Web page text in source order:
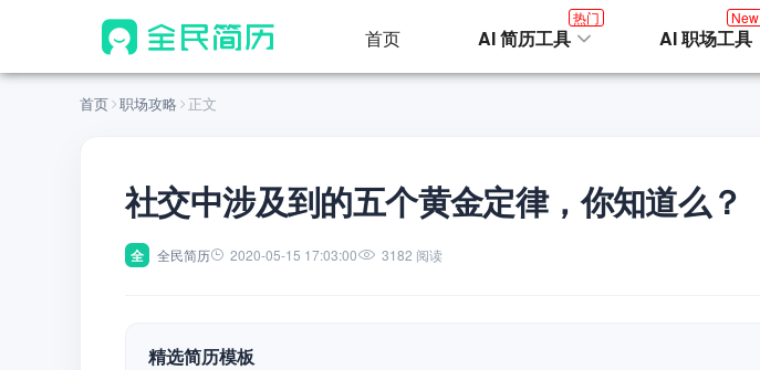
首页 AI 简历工具
热门
AI 职场工具
New
首页 职场攻略 正文
社交中涉及到的五个黄金定律，你知道么？
全 全民简历 2020-05-15 17:03:00 3182 阅读
精选简历模板